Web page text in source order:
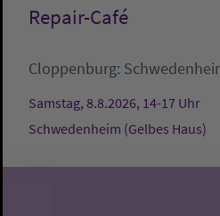
Repair-Café
Cloppenburg:
Samstag, 8.8.2026, 14-17 Uhr
Schwedenheim (Gelbes Haus)